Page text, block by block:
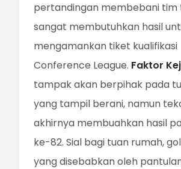
pertandingan membebani tim
sangat membutuhkan hasil
mengamankan tiket kualifikasi
Conference League. Faktor
tampak akan berpihak pada
yang tampil berani, namun
akhirnya membuahkan hasil
ke-82. Sial bagi tuan rumah,
yang disebabkan oleh